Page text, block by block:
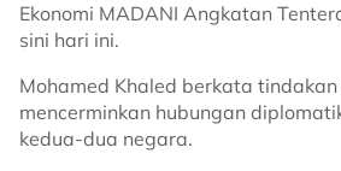
Ekonomi MADANI Angkatan
sini hari ini.
Mohamed Khaled berkata
mencerminkan hubungan
kedua-dua negara.